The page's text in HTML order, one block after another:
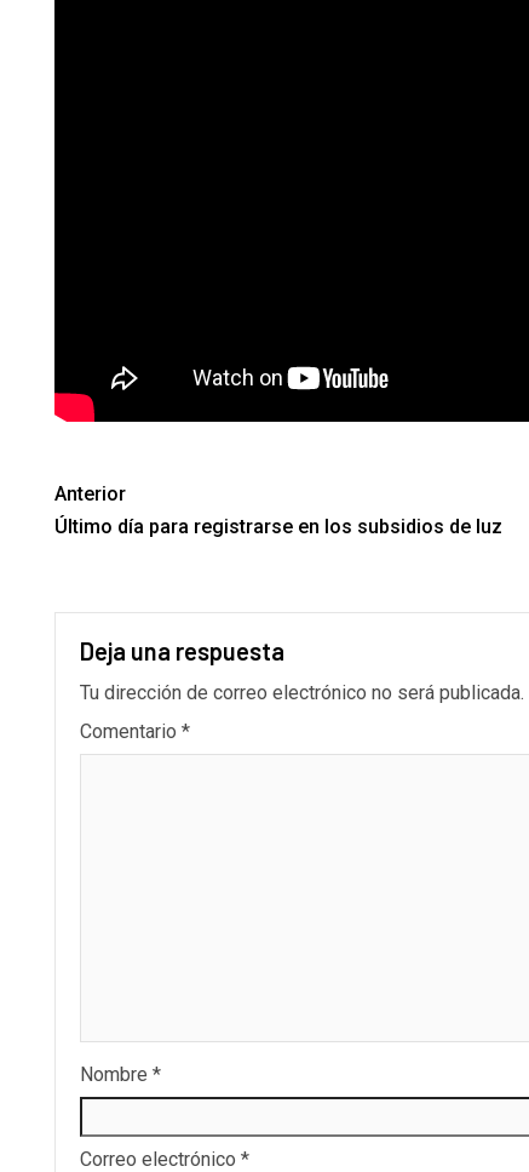
Anterior
Último día para registrarse en los subsidios de luz
Deja una respuesta
Tu dirección de correo electrónico no será publicada.
Comentario *
Nombre *
Correo electrónico *